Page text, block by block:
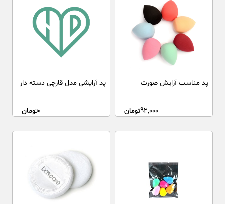
پد مناسب آرایش صورت
92,000تومان
پد آرایشی مدل قارچی دسته دار
0تومان